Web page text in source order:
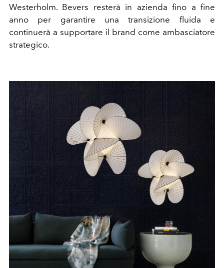
Westerholm. Bevers resterà in azienda fino a fine
anno per garantire una transizione fluida e
continuerà a supportare il brand come ambasciatore
strategico.